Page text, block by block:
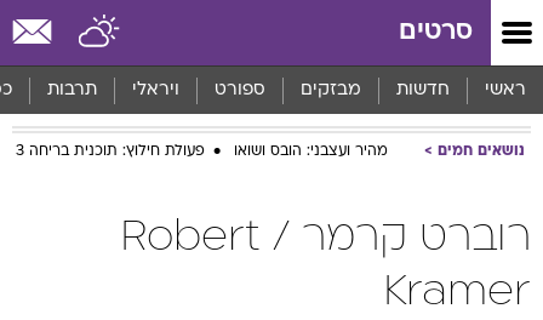
סרטים
ראשי חדשות מבזקים ספורט ויראלי תרבות
נושאים חמים מהיר ועצבני: הובס ושואו פעולת חילוץ: תוכנית בריחה 3
רוברט קרמר / Robert
Kramer